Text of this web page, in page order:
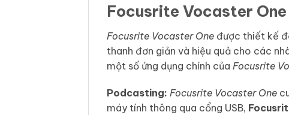
Focusrite Vocaster
Focusrite Vocaster One được thiết kế
thanh đơn giản và hiệu quả cho các
một số ứng dụng chính của Focusrite
Podcasting: Focusrite Vocaster One
máy tính thông qua cổng USB,